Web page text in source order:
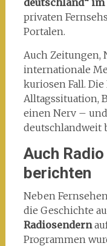
privaten
Portalen.
Auch Zeitungen,
internationale
kuriosen Fall.
Alltagssituation,
einen Nerv –
deutschlandweit
Auch
berichten
Neben
die Geschichte
Radiosendern
Programmen